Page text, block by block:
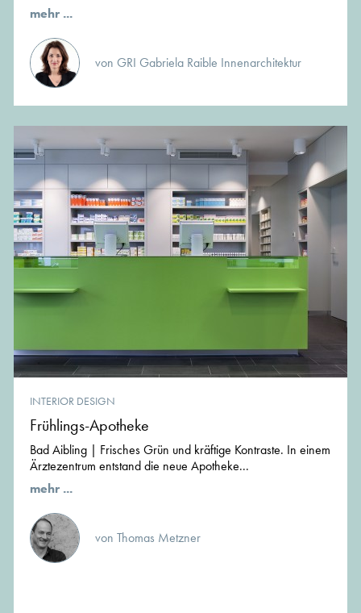
mehr ...
von GRI Gabriela Raible Innenarchitektur
INTERIOR DESIGN
Frühlings-Apotheke
Bad Aibling | Frisches Grün und kräftige Kontraste. In einem
Ärztezentrum entstand die neue Apotheke...
mehr ...
von Thomas Metzner